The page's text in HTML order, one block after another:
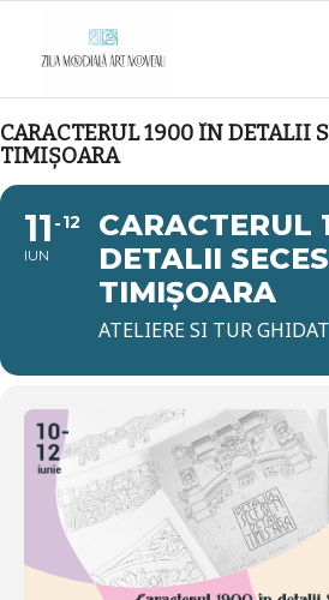
CARACTERUL 1900 ÎN DETALII
TIMIȘOARA
11
IUN
12
CARACTERUL
DETALII
TIMIȘOARA
ATELIERE SI TUR GHIDAT